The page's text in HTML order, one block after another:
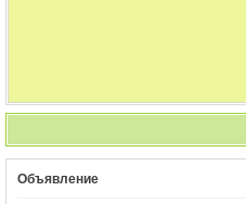
Объявление